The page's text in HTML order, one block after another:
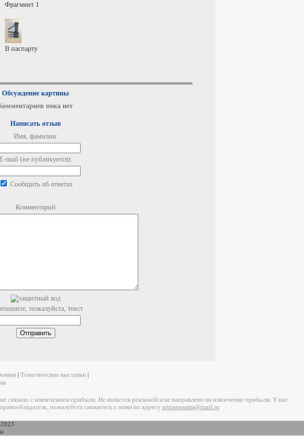
Фрагмент 1
В паспарту
Обсуждение картины
пока нет
Написать отзыв
Имя, фамилия:
mail (не публикуется):
Сообщить об ответах
Комментарий
пожалуйста, текст
Тематические выставки
с извлечением прибыли. Не является рекламой и не направлено на извлечение прибыли. У нас
пожалуйста свяжитесь с нами по адресу artpanorama@mail.ru